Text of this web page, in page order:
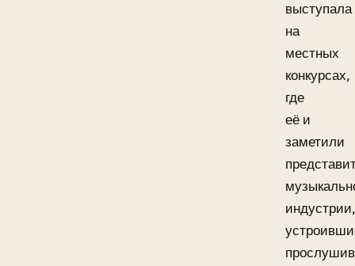
выступала
на
местных
конкурсах,
где
её и
заметили
индустрии,